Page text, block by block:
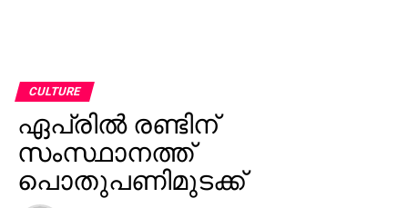
CULTURE
ഏപ്രില്‍ രണ്ടിന്
സംസ്ഥാനത്ത്
പൊതുപണിമുടക്ക്